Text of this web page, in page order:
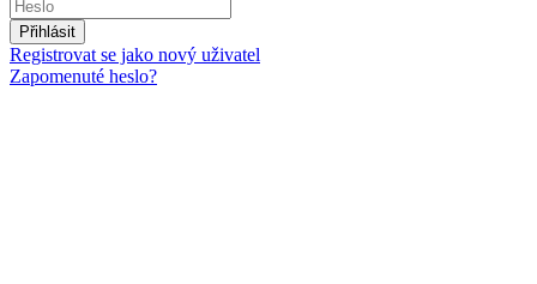
Přihlásit
Registrovat se jako nový uživatel
Zapomenuté heslo?